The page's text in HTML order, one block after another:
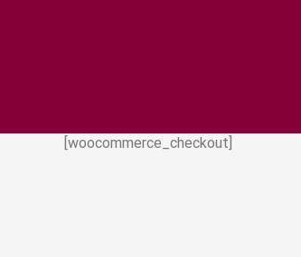
[woocommerce_checkout]